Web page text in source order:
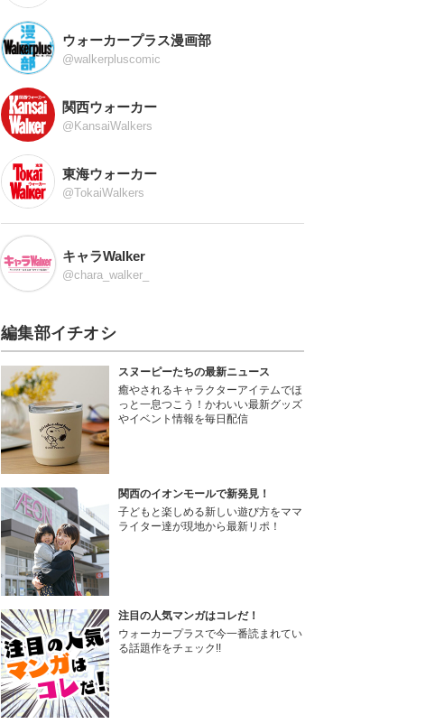
ウォーカープラス漫画部
@walkerpluscomic
関西ウォーカー
@KansaiWalkers
東海ウォーカー
@TokaiWalkers
キャラWalker
@chara_walker_
編集部イチオシ
スヌーピーたちの最新ニュース
癒やされるキャラクターアイテムでほ
っと一息つこう！かわいい最新グッズ
やイベント情報を毎日配信
関西のイオンモールで新発見！
子どもと楽しめる新しい遊び方をママ
ライター達が現地から最新リポ！
注目の人気マンガはコレだ！
ウォーカープラスで今一番読まれてい
る話題作をチェック!!